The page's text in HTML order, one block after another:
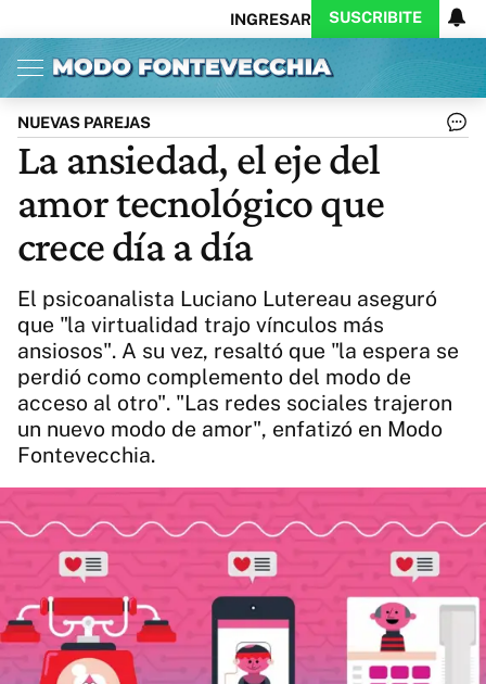
INGRESAR SUSCRIBITE
Inicio Ahora
Opinión
Política
Ciencia
Cultura
Arte
Educación
Clima
CARAS
Exitoina
Turismo
Videos
Córdoba
Business
Noticias
Exitoina
Gaming
Vivo
Diario del Juicio
Actualidad
NUEVAS PAREJAS
La ansiedad, el eje del
amor tecnológico que
crece día a día
El psicoanalista Luciano Lutereau aseguró
que "la virtualidad trajo vínculos más
ansiosos". A su vez, resaltó que "la espera se
perdió como complemento del modo de
acceso al otro". "Las redes sociales trajeron
un nuevo modo de amor", enfatizó en Modo
Fontevecchia.